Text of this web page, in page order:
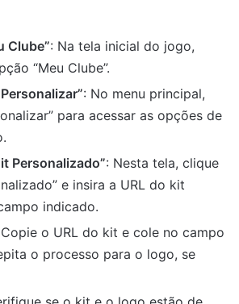
Clube”: Na tela inicial do jogo,
“Meu Clube”.
: No menu principal,
para acessar as opções de
Personalizado”: Nesta tela, clique
e insira a URL do kit
indicado.
o URL do kit e cole no campo
o processo para o logo, se